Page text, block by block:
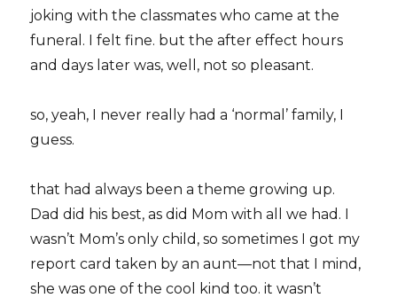
joking with the classmates who came at the
funeral. I felt fine. but the after effect hours
and days later was, well, not so pleasant.
so, yeah, I never really had a ‘normal’ family, I
guess.
that had always been a theme growing up.
Dad did his best, as did Mom with all we had. I
wasn’t Mom’s only child, so sometimes I got my
report card taken by an aunt—not that I mind,
she was one of the cool kind too. it wasn’t